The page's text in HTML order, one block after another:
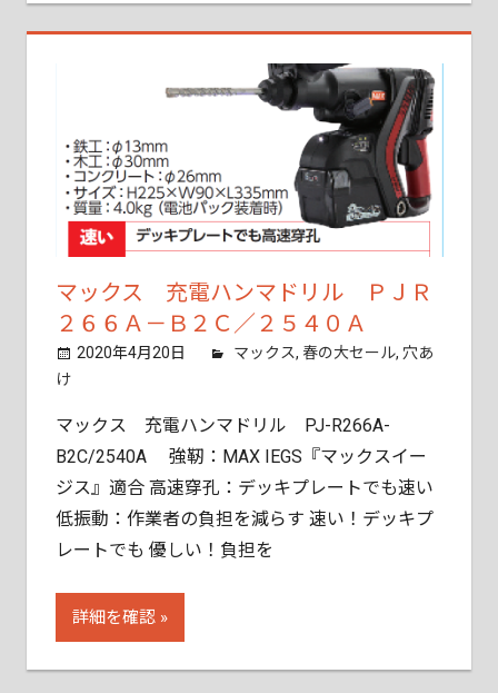
マックス 充電ハンマドリル ＰＪＲ
２６６Ａ－Ｂ２Ｃ／２５４０Ａ
2020年4月20日 tobita11
マックス, 春の大セール, 穴あ
け
マックス 充電ハンマドリル PJ-R266A-
B2C/2540A 強靭：MAX IEGS『マックスイー
ジス』適合 高速穿孔：デッキプレートでも速い
低振動：作業者の負担を減らす 速い！デッキプ
レートでも 優しい！負担を
詳細を確認